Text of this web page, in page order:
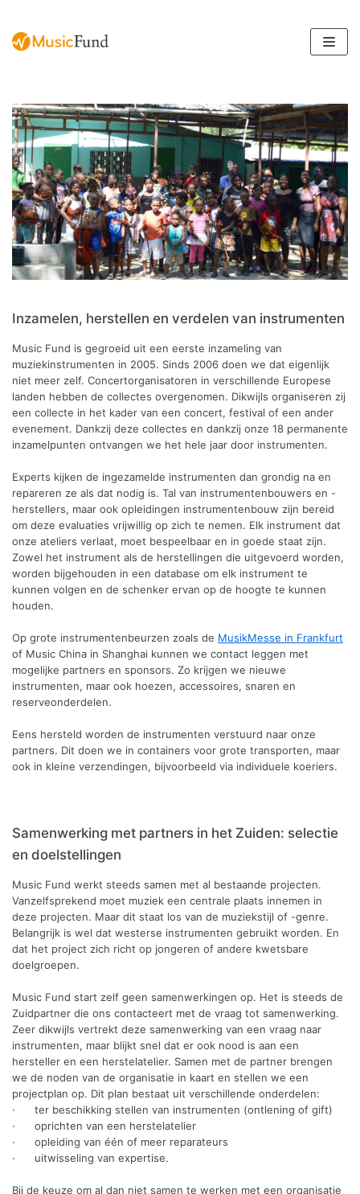
Meteen
Inzamelen, herstellen en verdelen van instrumenten
Music Fund is gegroeid uit een eerste inzameling van
muziekinstrumenten in 2005. Sinds 2006 doen we dat eigenlijk
niet meer zelf. Concertorganisatoren in verschillende Europese
landen hebben de collectes overgenomen. Dikwijls organiseren zij
een collecte in het kader van een concert, festival of een ander
evenement. Dankzij deze collectes en dankzij onze 18 permanente
inzamelpunten ontvangen we het hele jaar door instrumenten.
Experts kijken de ingezamelde instrumenten dan grondig na en
repareren ze als dat nodig is. Tal van instrumentenbouwers en -
herstellers, maar ook opleidingen instrumentenbouw zijn bereid
om deze evaluaties vrijwillig op zich te nemen. Elk instrument dat
onze ateliers verlaat, moet bespeelbaar en in goede staat zijn.
Zowel het instrument als de herstellingen die uitgevoerd worden,
worden bijgehouden in een database om elk instrument te
kunnen volgen en de schenker ervan op de hoogte te kunnen
houden.
Op grote instrumentenbeurzen zoals de MusikMesse in Frankfurt
of Music China in Shanghai kunnen we contact leggen met
mogelijke partners en sponsors. Zo krijgen we nieuwe
instrumenten, maar ook hoezen, accessoires, snaren en
reserveonderdelen.
Eens hersteld worden de instrumenten verstuurd naar onze
partners. Dit doen we in containers voor grote transporten, maar
ook in kleine verzendingen, bijvoorbeeld via individuele koeriers.
Samenwerking met partners in het Zuiden: selectie
en doelstellingen
Music Fund werkt steeds samen met al bestaande projecten.
Vanzelfsprekend moet muziek een centrale plaats innemen in
deze projecten. Maar dit staat los van de muziekstijl of -genre.
Belangrijk is wel dat westerse instrumenten gebruikt worden. En
dat het project zich richt op jongeren of andere kwetsbare
doelgroepen.
Music Fund start zelf geen samenwerkingen op. Het is steeds de
Zuidpartner die ons contacteert met de vraag tot samenwerking.
Zeer dikwijls vertrekt deze samenwerking van een vraag naar
instrumenten, maar blijkt snel dat er ook nood is aan een
hersteller en een herstelatelier. Samen met de partner brengen
we de noden van de organisatie in kaart en stellen we een
projectplan op. Dit plan bestaat uit verschillende onderdelen:
· ter beschikking stellen van instrumenten (ontlening of gift)
· oprichten van een herstelatelier
· opleiding van één of meer reparateurs
· uitwisseling van expertise.
Bij de keuze om al dan niet samen te werken met een organisatie